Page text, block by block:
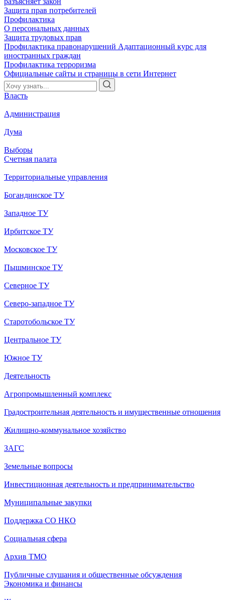
Защита прав потребителей
Профилактика
О персональных данных
Защита трудовых прав
Профилактика правонарушений Адаптационный курс для
иностранных граждан
Профилактика терроризма
Официальные сайты и страницы в сети Интернет
Власть
Администрация
Дума
Выборы
Счетная палата
Территориальные управления
Богандинское ТУ
Западное ТУ
Ирбитское ТУ
Московское ТУ
Пышминское ТУ
Северное ТУ
Северо-западное ТУ
Старотобольское ТУ
Центральное ТУ
Южное ТУ
Деятельность
Агропромышленный комплекс
Градостроительная деятельность и имущественные отношения
Жилищно-коммунальное хозяйство
ЗАГС
Земельные вопросы
Инвестиционная деятельность и предпринимательство
Муниципальные закупки
Поддержка СО НКО
Социальная сфера
Архив ТМО
Публичные слушания и общественные обсуждения
Экономика и финансы